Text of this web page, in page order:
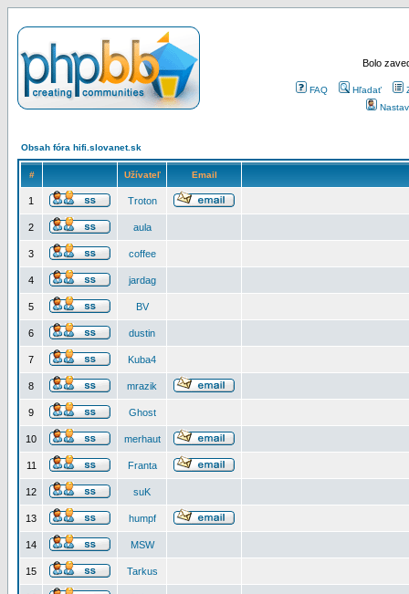
Bolo
FAQ Hľadať
Obsah fóra hifi.slovanet.sk
# Užívateľ Email
1 Troton
2 aula
3 coffee
4 jardag
5 BV
6 dustin
7 Kuba4
8 mrazik
9 Ghost
10 merhaut
11 Franta
12 suK
13 humpf
14 MSW
15 Tarkus